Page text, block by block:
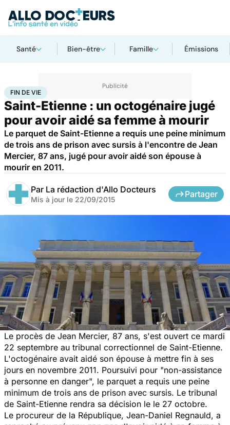
Santé Bien-être Famille Émissions
AccueilSantéSociété Fin de vie
FIN DE VIE
Saint-Etienne : un octogénaire jugé
pour avoir aidé sa femme à mourir
Le parquet de Saint-Etienne a requis une peine minimum
de trois ans de prison avec sursis à l'encontre de Jean
Mercier, 87 ans, jugé pour avoir aidé son épouse à
mourir en 2011.
Par La rédaction d'Allo Docteurs
Mis à jour le 22/09/2015
Partager
Le procès de Jean Mercier, 87 ans, s'est ouvert ce mardi
22 septembre au tribunal correctionnel de Saint-Etienne.
L'octogénaire avait aidé son épouse à mettre fin à ses
jours en novembre 2011. Poursuivi pour "non-assistance
à personne en danger", le parquet a requis une peine
minimum de trois ans de prison avec sursis. Le tribunal
de Saint-Etienne rendra sa décision le le 27 octobre.
Le procureur de la République, Jean-Daniel Regnauld, a